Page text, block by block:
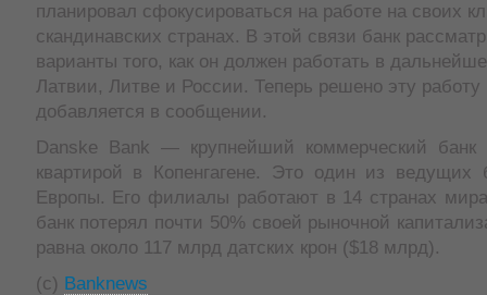
планировал сфокусироваться на работе на своих
скандинавских странах. В этой связи банк
варианты того, как он должен работать в
Латвии, Литве и России. Теперь решено эту работу
добавляется в сообщении.
Danske Bank — крупнейший коммерческий
квартирой в Копенгагене. Это один из ведущих
Европы. Его филиалы работают в 14 странах
банк потерял почти 50% своей рыночной
равна около 117 млрд датских крон ($18 млрд).
(c) Banknews